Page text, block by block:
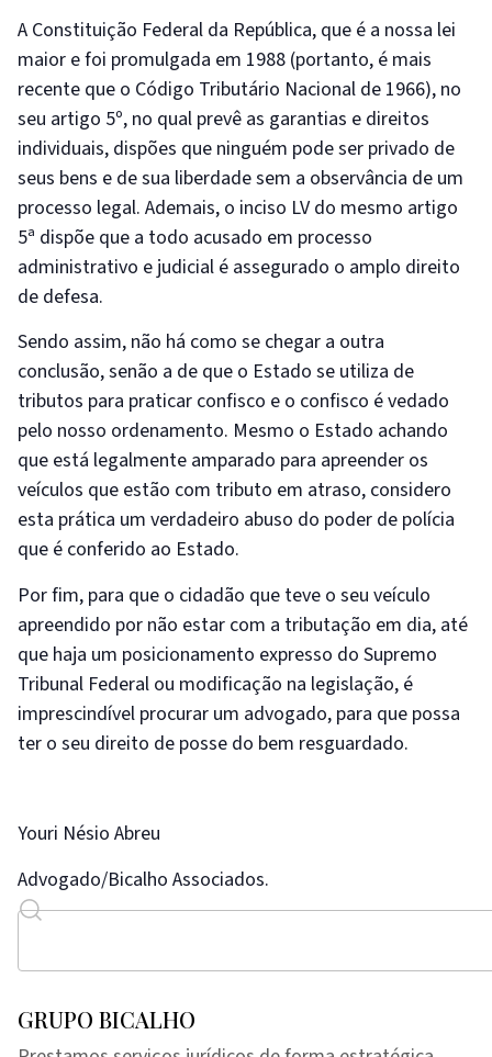
A Constituição Federal da República, que é a nossa lei
maior e foi promulgada em 1988 (portanto, é mais
recente que o Código Tributário Nacional de 1966), no
seu artigo 5º, no qual prevê as garantias e direitos
individuais, dispões que ninguém pode ser privado de
seus bens e de sua liberdade sem a observância de um
processo legal. Ademais, o inciso LV do mesmo artigo
5ª dispõe que a todo acusado em processo
administrativo e judicial é assegurado o amplo direito
de defesa.
Sendo assim, não há como se chegar a outra
conclusão, senão a de que o Estado se utiliza de
tributos para praticar confisco e o confisco é vedado
pelo nosso ordenamento. Mesmo o Estado achando
que está legalmente amparado para apreender os
veículos que estão com tributo em atraso, considero
esta prática um verdadeiro abuso do poder de polícia
que é conferido ao Estado.
Por fim, para que o cidadão que teve o seu veículo
apreendido por não estar com a tributação em dia, até
que haja um posicionamento expresso do Supremo
Tribunal Federal ou modificação na legislação, é
imprescindível procurar um advogado, para que possa
ter o seu direito de posse do bem resguardado.
Youri Nésio Abreu
Advogado/Bicalho Associados.
GRUPO BICALHO